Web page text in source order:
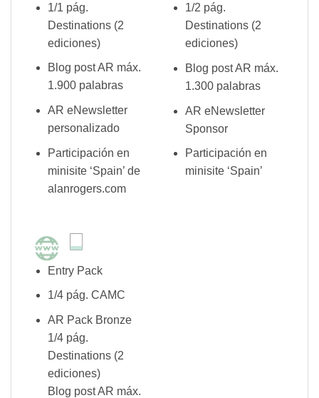
1/1 pág.
Destinations (2
ediciones)
Blog post AR máx.
1.900 palabras
AR eNewsletter
personalizado
Participación en
minisite ‘Spain’ de
alanrogers.com
1/2 pág.
Destinations (2
ediciones)
Blog post AR máx.
1.300 palabras
AR eNewsletter
Sponsor
Participación en
minisite ‘Spain’
Entry Pack
1/4 pág. CAMC
AR Pack Bronze
1/4 pág.
Destinations (2
ediciones)
Blog post AR máx.